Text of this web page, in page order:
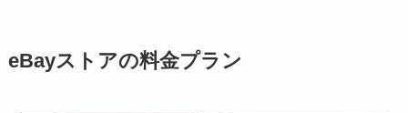
eBayストアの料金プラン